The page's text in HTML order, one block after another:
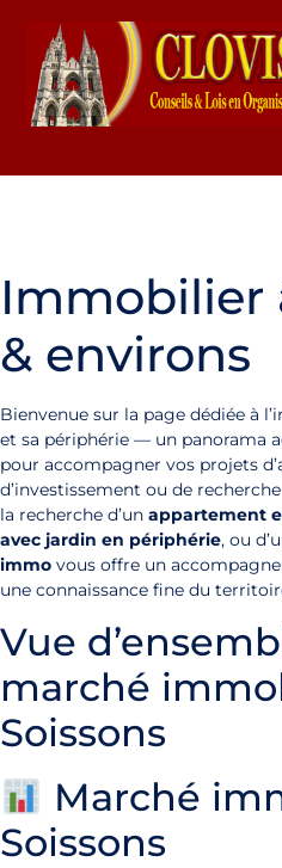
Immobilier
& environs
Bienvenue sur la page dédiée à
et sa périphérie — un panorama
pour accompagner vos projets
d’investissement ou de
la recherche d’un appartement
avec jardin en périphérie, ou
immo vous offre un
une connaissance fine du
Vue
marché
Soissons
Marché
Soissons